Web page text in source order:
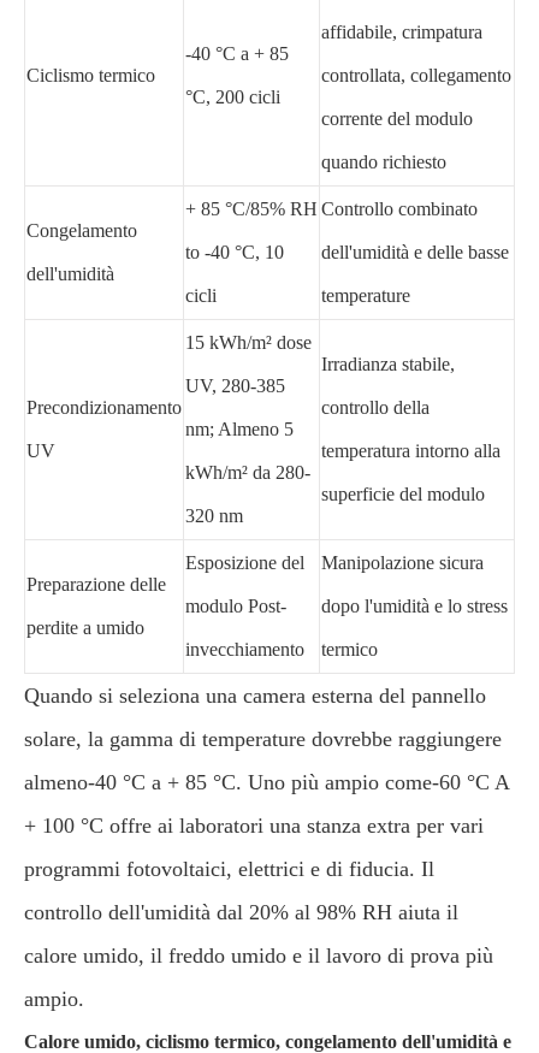
Ciclismo termico
-40 °C a + 85
°C, 200 cicli
affidabile, crimpatura
controllata, collegamento
corrente del modulo
quando richiesto
Congelamento
dell'umidità
+ 85 °C/85% RH
to -40 °C, 10
cicli
Controllo combinato
dell'umidità e delle basse
temperature
Precondizionamento
UV
15 kWh/m² dose
UV, 280-385
nm; Almeno 5
kWh/m² da 280-
320 nm
Irradianza stabile,
controllo della
temperatura intorno alla
superficie del modulo
Preparazione delle
perdite a umido
Esposizione del
modulo Post-
invecchiamento
Manipolazione sicura
dopo l'umidità e lo stress
termico
Quando si seleziona una camera esterna del pannello
solare, la gamma di temperature dovrebbe raggiungere
almeno-40 °C a + 85 °C. Uno più ampio come-60 °C A
+ 100 °C offre ai laboratori una stanza extra per vari
programmi fotovoltaici, elettrici e di fiducia. Il
controllo dell'umidità dal 20% al 98% RH aiuta il
calore umido, il freddo umido e il lavoro di prova più
ampio.
Calore umido, ciclismo termico, congelamento dell'umidità e